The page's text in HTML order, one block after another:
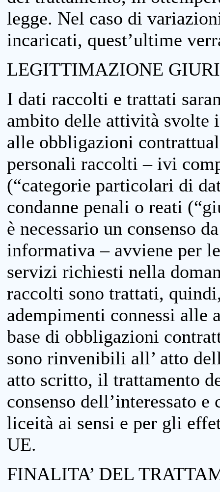
legge. Nel caso di
incaricati, quest’ultime
LEGITTIMAZIONE
I dati raccolti e trattati
ambito delle attività svolte
alle obbligazioni
personali raccolti – ivi
(“categorie particolari di
condanne penali o reati
è necessario un consenso
informativa – avviene per
servizi richiesti nella
raccolti sono trattati,
adempimenti connessi
base di obbligazioni
sono rinvenibili all’ atto
atto scritto, il trattamento
consenso dell’interessato
liceità ai sensi e per gli
UE.
FINALITA’ DEL